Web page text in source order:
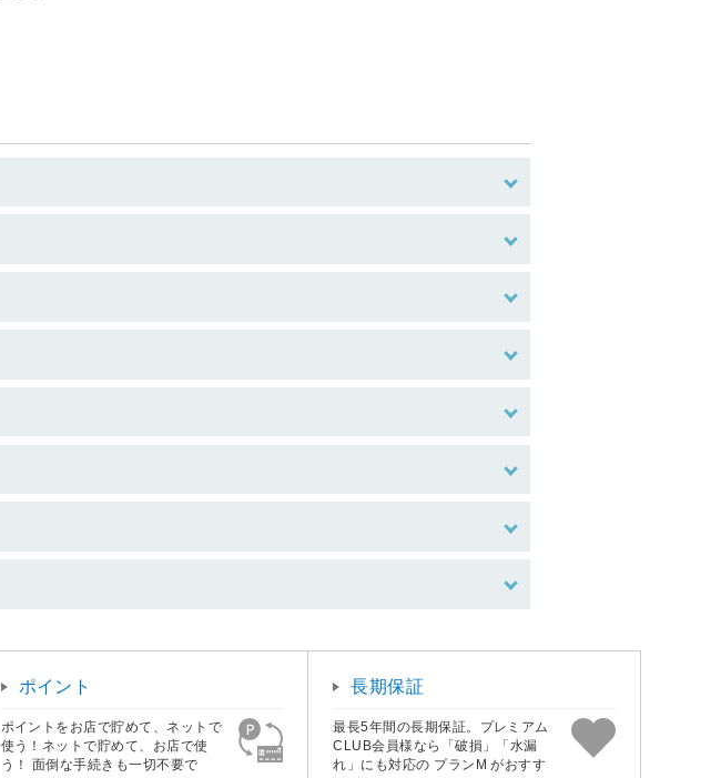
ポイント
ポイントをお店で貯めて、ネットで
使う！ネットで貯めて、お店で使
う！ 面倒な手続きも一切不要で
長期保証
最長5年間の長期保証。プレミアム
CLUB会員様なら「破損」「水漏
れ」にも対応の プランM がおすす